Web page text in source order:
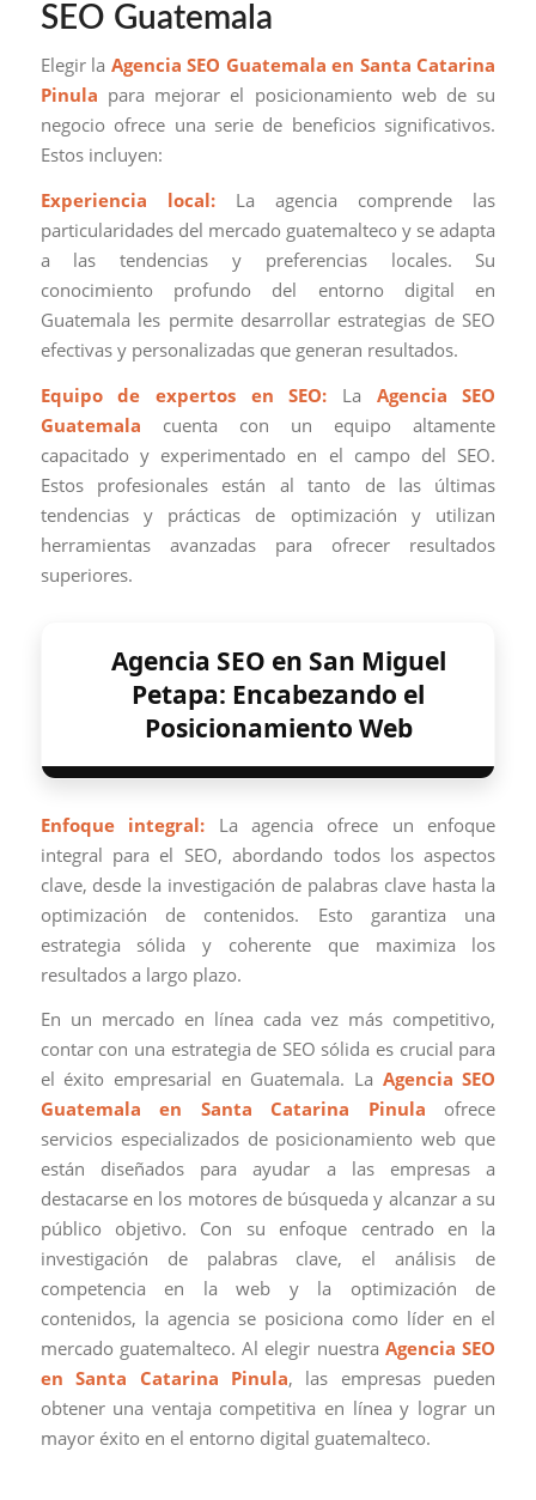
SEO Guatemala
Elegir la Agencia SEO Guatemala en Santa Catarina
Pinula para mejorar el posicionamiento web de su
negocio ofrece una serie de beneficios significativos.
Estos incluyen:
Experiencia local:La agencia comprende las
particularidades del mercado guatemalteco y se adapta
a las tendencias y preferencias locales. Su
conocimiento profundo del entorno digital en
Guatemala les permite desarrollar estrategias de SEO
efectivas y personalizadas que generan resultados.
Equipo de expertos en SEO: La Agencia SEO
Guatemala cuenta con un equipo altamente
capacitado y experimentado en el campo del SEO.
Estos profesionales están al tanto de las últimas
tendencias y prácticas de optimización y utilizan
herramientas avanzadas para ofrecer resultados
superiores.
Agencia SEO en San Miguel
Petapa: Encabezando el
Posicionamiento Web
Enfoque integral: La agencia ofrece un enfoque
integral para el SEO, abordando todos los aspectos
clave, desde la investigación de palabras clave hasta la
optimización de contenidos. Esto garantiza una
estrategia sólida y coherente que maximiza los
resultados a largo plazo.
En un mercado en línea cada vez más competitivo,
contar con una estrategia de SEO sólida es crucial para
el éxito empresarial en Guatemala. La Agencia SEO
Guatemala en Santa Catarina Pinula ofrece
servicios especializados de posicionamiento web que
están diseñados para ayudar a las empresas a
destacarse en los motores de búsqueda y alcanzar a su
público objetivo. Con su enfoque centrado en la
investigación de palabras clave, el análisis de
competencia en la web y la optimización de
contenidos, la agencia se posiciona como líder en el
mercado guatemalteco. Al elegir nuestraAgencia SEO
en Santa Catarina Pinula, las empresas pueden
obtener una ventaja competitiva en línea y lograr un
mayor éxito en el entorno digital guatemalteco.